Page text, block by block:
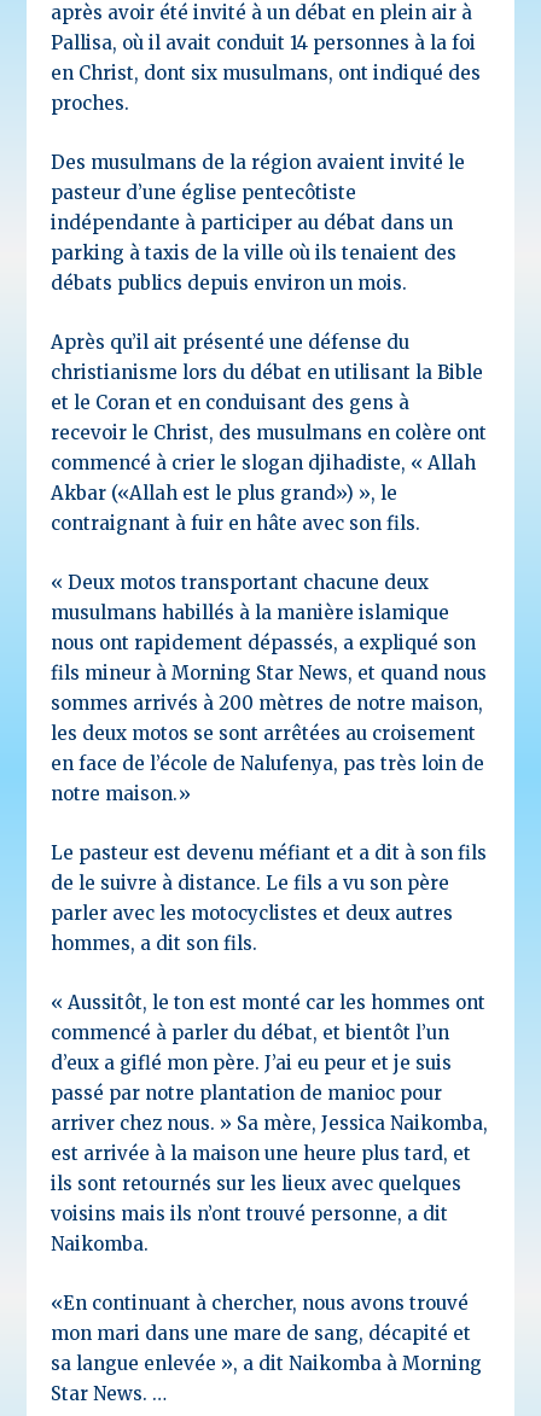
après avoir été invité à un débat en plein air à
Pallisa, où il avait conduit 14 personnes à la foi
en Christ, dont six musulmans, ont indiqué des
proches.
Des musulmans de la région avaient invité le
pasteur d’une église pentecôtiste
indépendante à participer au débat dans un
parking à taxis de la ville où ils tenaient des
débats publics depuis environ un mois.
Après qu’il ait présenté une défense du
christianisme lors du débat en utilisant la Bible
et le Coran et en conduisant des gens à
recevoir le Christ, des musulmans en colère ont
commencé à crier le slogan djihadiste, « Allah
Akbar («Allah est le plus grand») », le
contraignant à fuir en hâte avec son fils.
« Deux motos transportant chacune deux
musulmans habillés à la manière islamique
nous ont rapidement dépassés, a expliqué son
fils mineur à Morning Star News, et quand nous
sommes arrivés à 200 mètres de notre maison,
les deux motos se sont arrêtées au croisement
en face de l’école de Nalufenya, pas très loin de
notre maison.»
Le pasteur est devenu méfiant et a dit à son fils
de le suivre à distance. Le fils a vu son père
parler avec les motocyclistes et deux autres
hommes, a dit son fils.
« Aussitôt, le ton est monté car les hommes ont
commencé à parler du débat, et bientôt l’un
d’eux a giflé mon père. J’ai eu peur et je suis
passé par notre plantation de manioc pour
arriver chez nous. » Sa mère, Jessica Naikomba,
est arrivée à la maison une heure plus tard, et
ils sont retournés sur les lieux avec quelques
voisins mais ils n’ont trouvé personne, a dit
Naikomba.
«En continuant à chercher, nous avons trouvé
mon mari dans une mare de sang, décapité et
sa langue enlevée », a dit Naikomba à Morning
Star News. …